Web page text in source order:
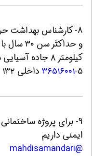
8- کارشناس بهداشت
و حداکثر سن ۳۰ سال با دو سال سابقه کار مرتبط
کیلومتر ۸ جاده آسیایی شرکت رینگ سازی مشهد
۳۶۵۱۶۰۰۱-۵ داخلی ۱۳۲ یا ۱۴۰ واحد اداری
9- برای پروژه
ایمنی داریم
@mahdisamandari